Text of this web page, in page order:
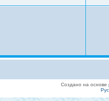
Создано на основе